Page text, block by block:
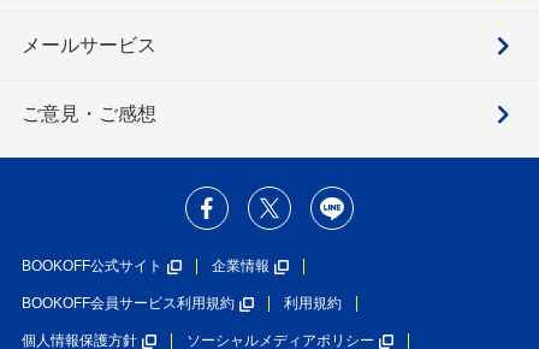
メールサービス
ご意見・ご感想
BOOKOFF公式サイト 企業情報
BOOKOFF会員サービス利用規約 利用規約
個人情報保護方針 ソーシャルメディアポリシー